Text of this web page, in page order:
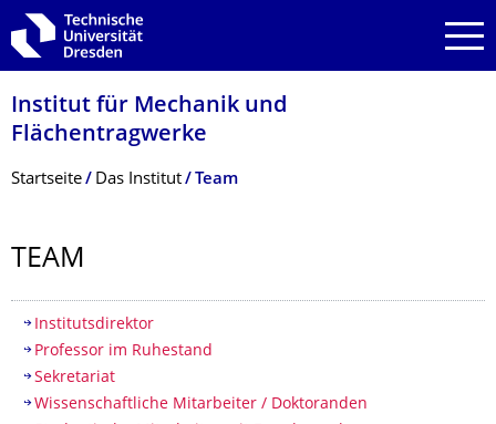
Zur Hauptnavigation springen
Zur Suche springen
Zum Inhalt springen
Institut für Mechanik und
Flächentragwerke
Breadcrumb-Menü
Startseite Das Institut Team
TEAM
Inhaltsverzeichnis
Institutsdirektor
Professor im Ruhestand
Sekretariat
Wissenschaftliche Mitarbeiter / Doktoranden